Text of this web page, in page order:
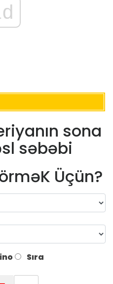
sona
səbəbi
Üçün?
Sıra